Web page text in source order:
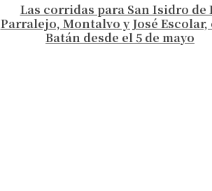
Las corridas para San Isidro de
Parralejo, Montalvo y José Escolar,
Batán desde el 5 de mayo